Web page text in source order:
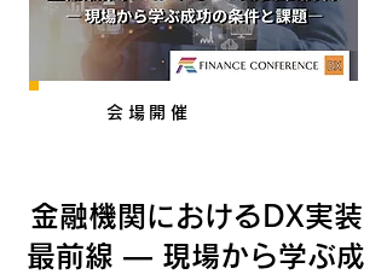
会場開催
金融機関におけるDX実装
最前線 ― 現場から学ぶ成